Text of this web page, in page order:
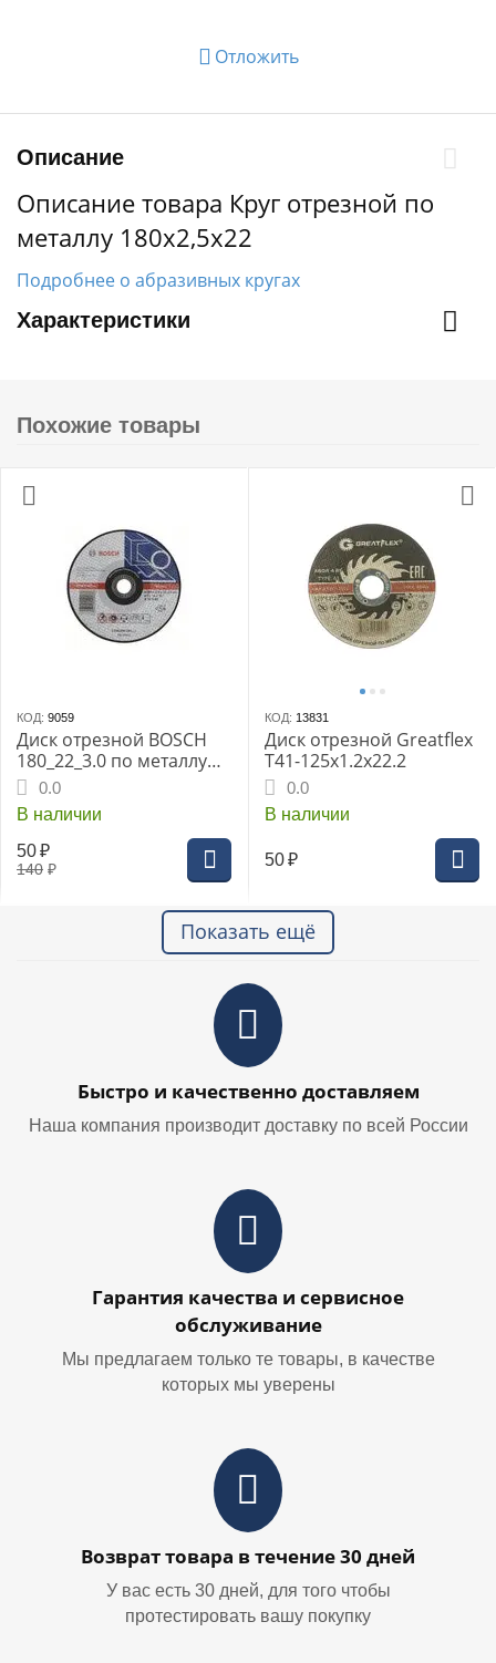
Отложить
Описание
Описание товара Круг отрезной по
металлу 180х2,5х22
Подробнее о абразивных кругах
Характеристики
Похожие товары
КОД: 9059
Диск отрезной BOSCH
180_22_3.0 по металлу
(2608600321)
0.0
В наличии
140 ₽
50 ₽
КОД: 13831
Диск отрезной Greatflex
Т41-125х1.2х22.2
0.0
В наличии
50 ₽
Показать ещё
Быстро и качественно доставляем
Наша компания производит доставку по всей России
Гарантия качества и сервисное
обслуживание
Мы предлагаем только те товары, в качестве
которых мы уверены
Возврат товара в течение 30 дней
У вас есть 30 дней, для того чтобы
протестировать вашу покупку